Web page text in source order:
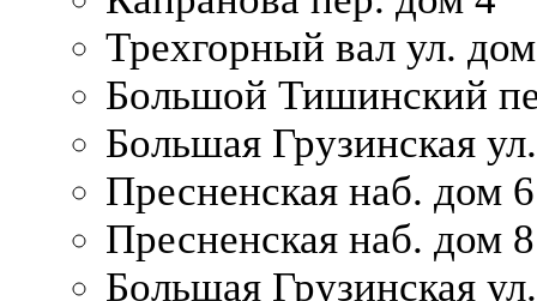
Трехгорный вал ул.
Большой Тишинский
Большая Грузинская
Пресненская наб. дом
Пресненская наб. дом 8
Большая Грузинская